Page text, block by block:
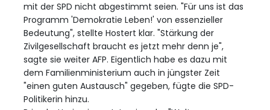
mit der SPD nicht abgestimmt seien. "Für uns ist das
Programm 'Demokratie Leben!' von essenzieller
Bedeutung", stellte Hostert klar. "Stärkung der
Zivilgesellschaft braucht es jetzt mehr denn je",
sagte sie weiter AFP. Eigentlich habe es dazu mit
dem Familienministerium auch in jüngster Zeit
"einen guten Austausch" gegeben, fügte die SPD-
Politikerin hinzu.